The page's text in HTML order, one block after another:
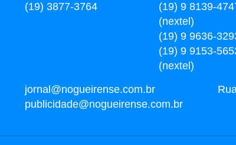
(19) 3877-3764
(19) 9 8139-
(nextel)
(19) 9 9636-
(19) 9 9153-
(nextel)
jornal@nogueirense.com.br
publicidade@nogueirense.com.br